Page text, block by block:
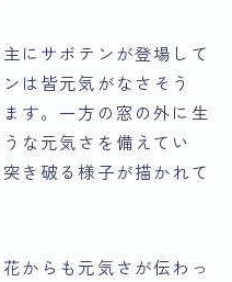
にサボテンが登場して
は皆元気がなさそう
す。一方の窓の外に生
な元気さを備えてい
き破る様子が描かれて
からも元気さが伝わっ